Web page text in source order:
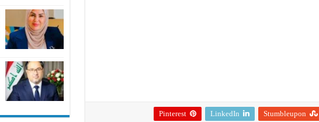
Stumbleupon
LinkedIn
Pinterest